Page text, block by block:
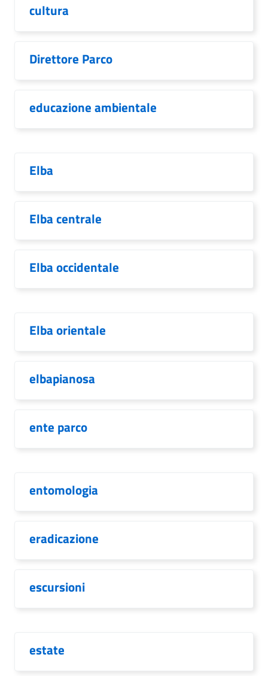
cultura
Direttore Parco
educazione ambientale
Elba
Elba centrale
Elba occidentale
Elba orientale
elbapianosa
ente parco
entomologia
eradicazione
escursioni
estate